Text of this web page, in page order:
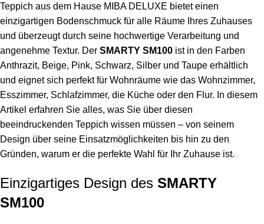
Teppich aus dem Hause MIBA DELUXE bietet einen
einzigartigen Bodenschmuck für alle Räume Ihres Zuhauses
und überzeugt durch seine hochwertige Verarbeitung und
angenehme Textur. Der SMARTY SM100 ist in den Farben
Anthrazit, Beige, Pink, Schwarz, Silber und Taupe erhältlich
und eignet sich perfekt für Wohnräume wie das Wohnzimmer,
Esszimmer, Schlafzimmer, die Küche oder den Flur. In diesem
Artikel erfahren Sie alles, was Sie über diesen
beeindruckenden Teppich wissen müssen – von seinem
Design über seine Einsatzmöglichkeiten bis hin zu den
Gründen, warum er die perfekte Wahl für Ihr Zuhause ist.
Einzigartiges Design des SMARTY
SM100